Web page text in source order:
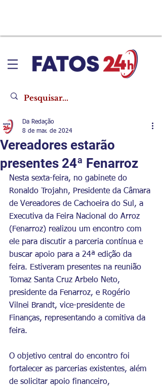
Vereadores estarão
presentes 24ª Fenarroz
Da Redação
8 de mar. de 2024
Nesta sexta-feira, no gabinete do
Ronaldo Trojahn, Presidente da Câmara
de Vereadores de Cachoeira do Sul, a
Executiva da Feira Nacional do Arroz
(Fenarroz) realizou um encontro com
ele para discutir a parceria contínua e
buscar apoio para a 24ª edição da
feira. Estiveram presentes na reunião
Tomaz Santa Cruz Arbelo Neto,
presidente da Fenarroz, e Rogério
Vilnei Brandt, vice-presidente de
Finanças, representando a comitiva da
feira.
O objetivo central do encontro foi
fortalecer as parcerias existentes, além
de solicitar apoio financeiro,